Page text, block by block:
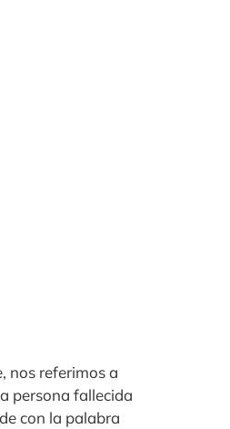
nos referimos a
persona fallecida
con la palabra